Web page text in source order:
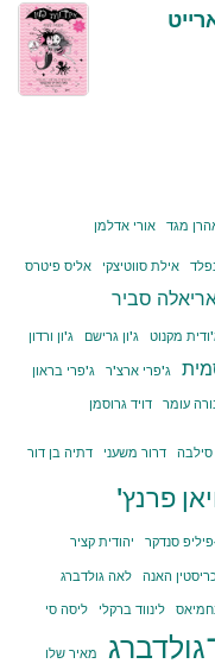
מגד אורי אדלמן
אילת סווטיצקי אליס פיטרס
סביר
מקנוט ג'ון גרישם ג'ון ורדון
ג'פרי ארצ'ר
ג'פרי בראון
עומר דויד גרוסמן
סילבה דרור משעני דתיה בן דור
פרנץ'
פיליפ סנדקר יהודית קציר
האנה
לאה גולדברג
לינווד ברקלי ליסה סי
מאיר שלו